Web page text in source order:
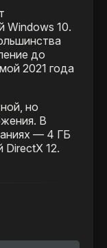
Windows 10.
до
2021 года
но
В
— 4 ГБ
12.